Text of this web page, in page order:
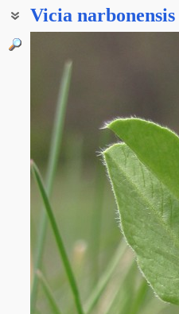
Vicia narbonensis
Вика туркестанская
Горошек туркестанский